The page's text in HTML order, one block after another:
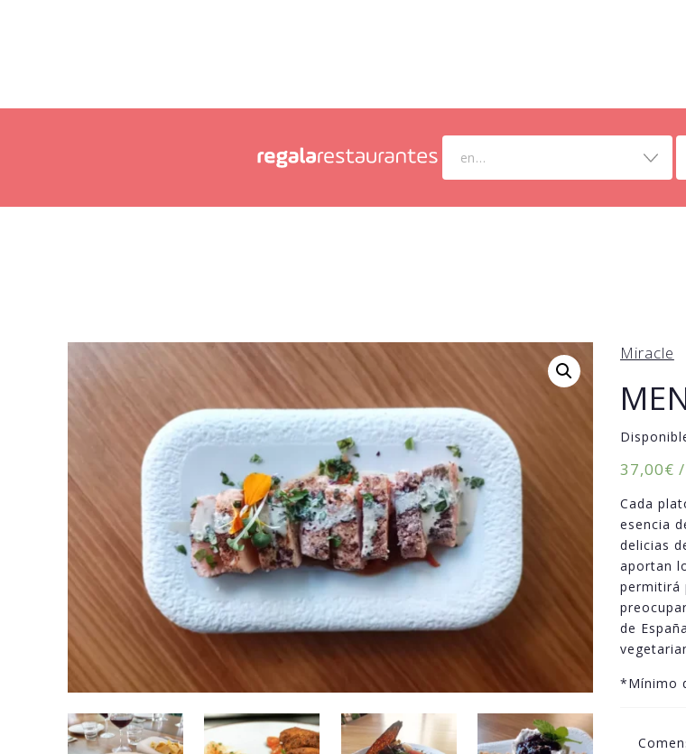
en...
Miracle
37,00€
Cada
esencia
delicias
aportan
permitirá
de
*Mínimo